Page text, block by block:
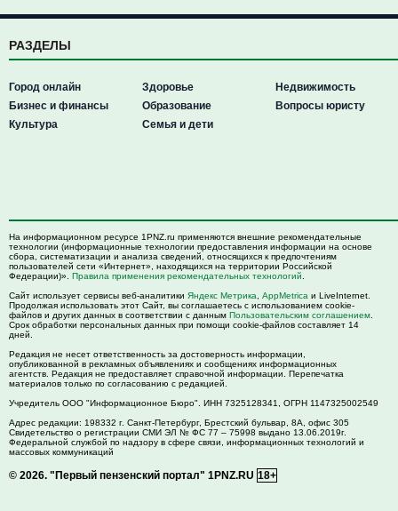
РАЗДЕЛЫ
Город онлайн
Бизнес и финансы
Культура
Здоровье
Образование
Семья и дети
Недвижимость
Вопросы юристу
На информационном ресурсе 1PNZ.ru применяются внешние рекомендательные
технологии (информационные технологии предоставления информации на основе
сбора, систематизации и анализа сведений, относящихся к предпочтениям
пользователей сети «Интернет», находящихся на территории Российской
Федерации)». Правила применения рекомендательных технологий
Сайт использует сервисы веб-аналитики Яндекс Метрика AppMetrica и LiveInternet.
Продолжая использовать этот Сайт, вы соглашаетесь с использованием cookie-
файлов и других данных в соответствии с данным Пользовательским соглашением
Срок обработки персональных данных при помощи cookie-файлов составляет 14
дней.
Редакция не несет ответственность за достоверность информации,
опубликованной в рекламных объявлениях и сообщениях информационных
агентств. Редакция не предоставляет справочной информации. Перепечатка
материалов только по согласованию с редакцией.
Учредитель ООО "Информационное Бюро". ИНН 7325128341, ОГРН 1147325002549
Адрес редакции: 198332 г. Санкт-Петербург, Брестский бульвар, 8А, офис 305
Свидетельство о регистрации СМИ ЭЛ № ФС 77 – 75998 выдано 13.06.2019г.
Федеральной службой по надзору в сфере связи, информационных технологий и
массовых коммуникаций
© 2026. "Первый пензенский портал" 1PNZ.RU 18+